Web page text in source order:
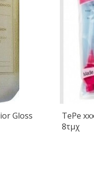
Gloss
TePe
8τμχ